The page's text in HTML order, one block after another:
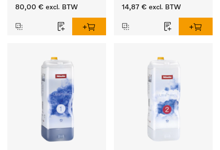
2 x UltraPhase 2.
80,00 € excl. BTW
1,4 l Reinigingsmiddel
doseersysteem.
14,87 € excl. BTW